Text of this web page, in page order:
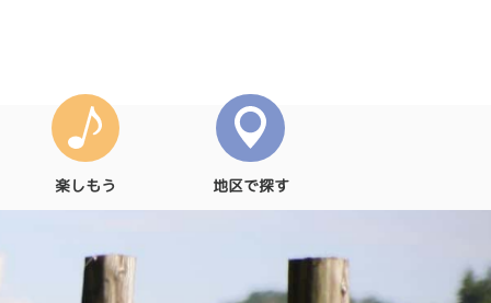
楽しもう 地区で探す